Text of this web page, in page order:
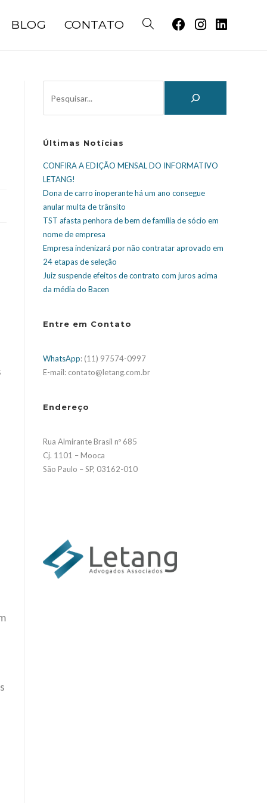
BLOG CONTATO
Últimas Notícias
CONFIRA A EDIÇÃO MENSAL DO INFORMATIVO
LETANG!
Dona de carro inoperante há um ano consegue
anular multa de trânsito
TST afasta penhora de bem de família de sócio em
nome de empresa
Empresa indenizará por não contratar aprovado em
24 etapas de seleção
Juiz suspende efeitos de contrato com juros acima
da média do Bacen
Entre em Contato
WhatsApp: (11) 97574-0997
E-mail: contato@letang.com.br
Endereço
Rua Almirante Brasil nº 685
Cj. 1101 – Mooca
São Paulo – SP, 03162-010